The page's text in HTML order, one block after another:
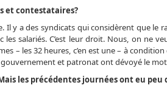
et contestataires?
Il y a des syndicats qui considèrent que le
salariés. C’est leur droit. Nous, on ne
– les 32 heures, c’en est une – à
gouvernement et patronat ont dévoyé le
les précédentes journées ont eu peu